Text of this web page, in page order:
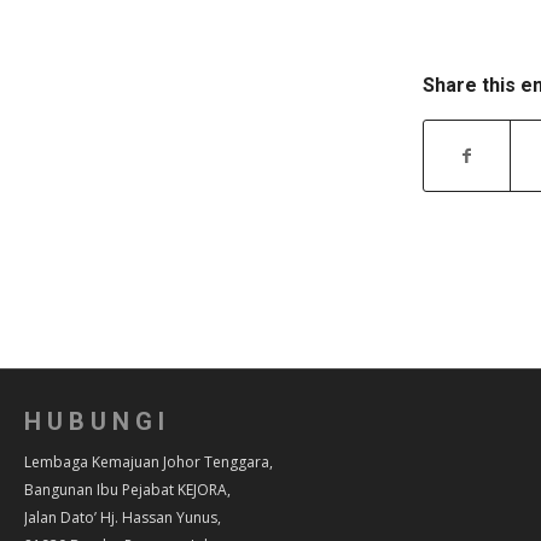
Share this
HUBUNGI
Lembaga Kemajuan Johor Tenggara,
Bangunan Ibu Pejabat KEJORA,
Jalan Dato’ Hj. Hassan Yunus,